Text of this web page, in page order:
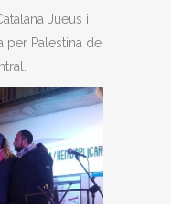
Jueus i
per Palestina de